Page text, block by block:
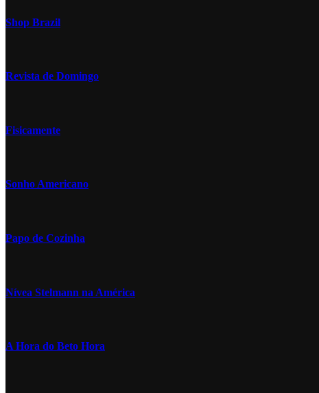
Shop Brazil
Revista de Domingo
Fisicamente
Sonho Americano
Papo de Cozinha
Nívea Stelmann na América
A Hora do Beto Hora